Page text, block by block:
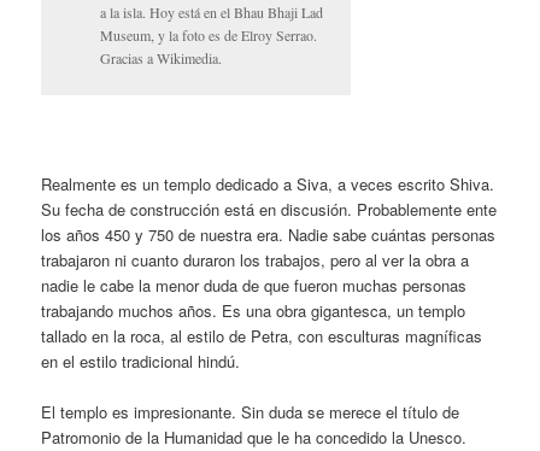
a la isla. Hoy está en el Bhau Bhaji Lad
Museum, y la foto es de Elroy Serrao.
Gracias a Wikimedia.
Realmente es un templo dedicado a Siva, a veces escrito Shiva.
Su fecha de construcción está en discusión. Probablemente ente
los años 450 y 750 de nuestra era. Nadie sabe cuántas personas
trabajaron ni cuanto duraron los trabajos, pero al ver la obra a
nadie le cabe la menor duda de que fueron muchas personas
trabajando muchos años. Es una obra gigantesca, un templo
tallado en la roca, al estilo de Petra, con esculturas magníficas
en el estilo tradicional hindú.
El templo es impresionante. Sin duda se merece el título de
Patromonio de la Humanidad que le ha concedido la Unesco.